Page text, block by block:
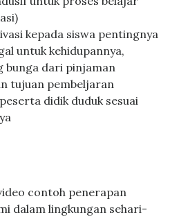
kepada siswa pentingnya
untuk kehidupannya,
bunga dari pinjaman
tujuan pembeljaran
didik duduk sesuai
contoh penerapan
dalam lingkungan sehari-